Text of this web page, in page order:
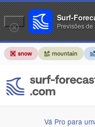
Vá Pro para
Surf-
Previsões de